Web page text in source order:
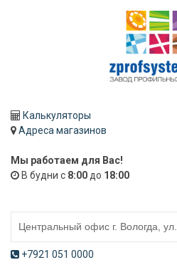
Калькуляторы
Адреса магазинов
Мы работаем для Вас!
В будни с 8:00 до 18:00
+7921 051 0000